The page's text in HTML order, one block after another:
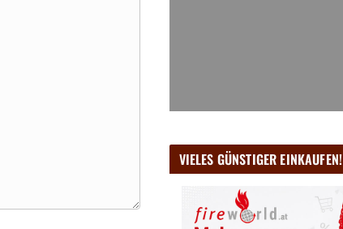
VIELES GÜNSTIGER EINKAUFEN!